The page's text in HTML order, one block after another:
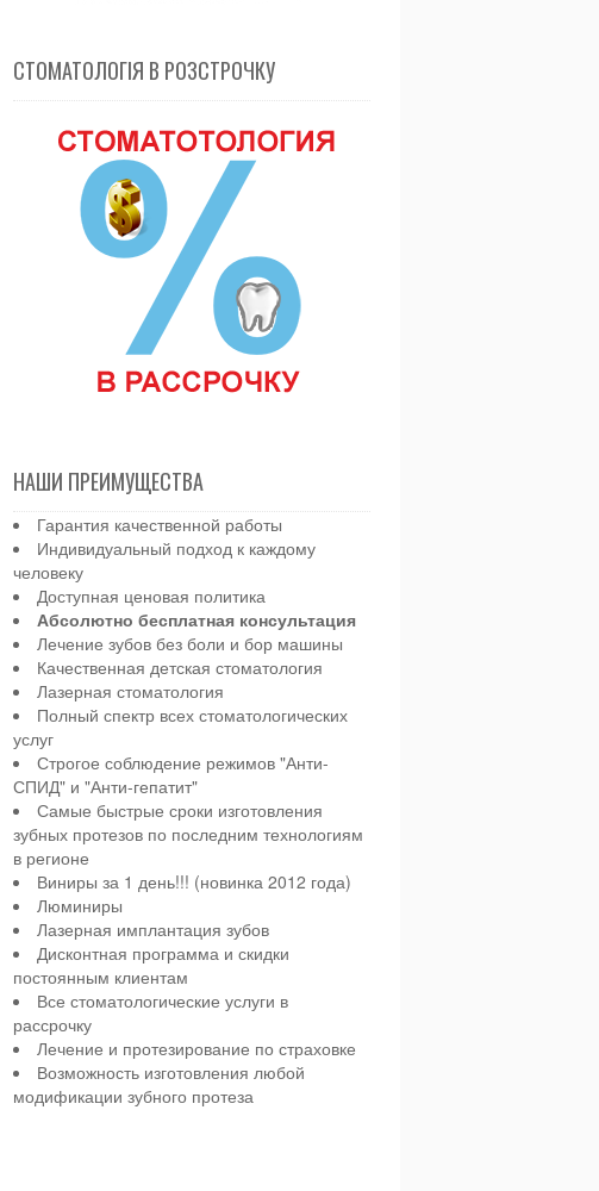
СТОМАТОЛОГІЯ В РОЗСТРОЧКУ
НАШИ ПРЕИМУЩЕСТВА
Гарантия качественной работы
Индивидуальный подход к каждому
человеку
Доступная ценовая политика
Абсолютно бесплатная консультация
Лечение зубов без боли и бор машины
Качественная детская стоматология
Лазерная стоматология
Полный спектр всех стоматологических
услуг
Строгое соблюдение режимов "Анти-
СПИД" и "Анти-гепатит"
Самые быстрые сроки изготовления
зубных протезов по последним технологиям
в регионе
Виниры за 1 день!!! (новинка 2012 года)
Люминиры
Лазерная имплантация зубов
Дисконтная программа и скидки
постоянным клиентам
Все стоматологические услуги в
рассрочку
Лечение и протезирование по страховке
Возможность изготовления любой
модификации зубного протеза